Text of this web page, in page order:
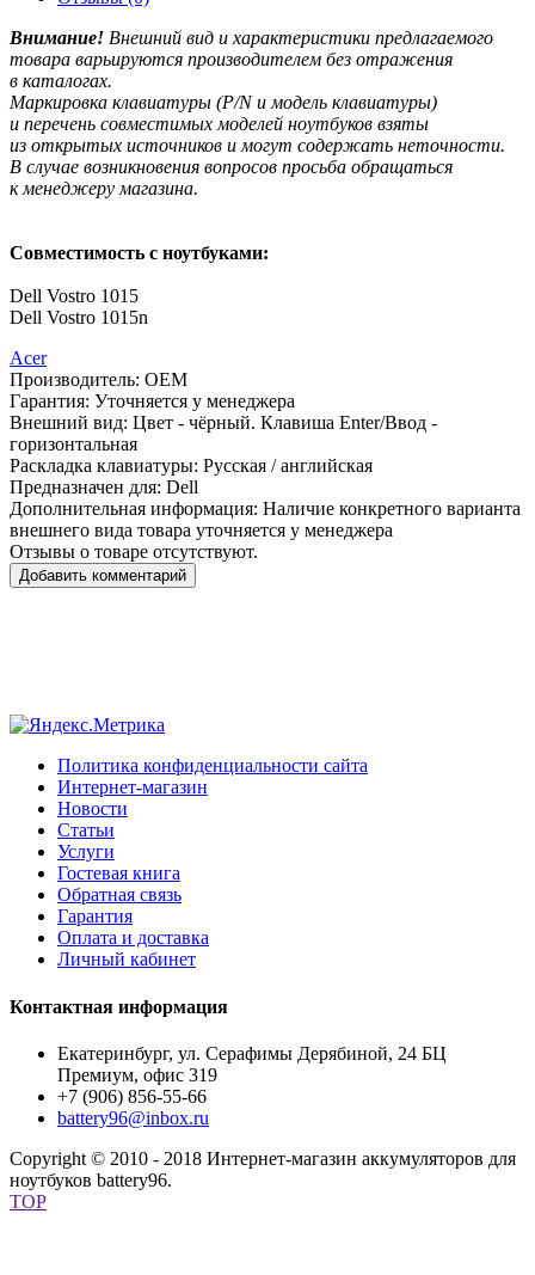
Внимание! Внешний вид и характеристики предлагаемого
товара варьируются производителем без отражения
в каталогах.
Маркировка клавиатуры (P/N и модель клавиатуры)
и перечень совместимых моделей ноутбуков взяты
из открытых источников и могут содержать неточности.
В случае возникновения вопросов просьба обращаться
к менеджеру магазина.
Совместимость с ноутбуками:
Dell Vostro 1015
Dell Vostro 1015n
Acer
Производитель: OEM
Гарантия: Уточняется у менеджера
Внешний вид: Цвет - чёрный. Клавиша Enter/Ввод -
горизонтальная
Раскладка клавиатуры: Русская / английская
Предназначен для: Dell
Дополнительная информация: Наличие конкретного варианта
внешнего вида товара уточняется у менеджера
Отзывы о товаре отсутствуют.
Добавить комментарий
Политика конфиденциальности сайта
Интернет-магазин
Новости
Статьи
Услуги
Гостевая книга
Обратная связь
Гарантия
Оплата и доставка
Личный кабинет
Контактная информация
Екатеринбург, ул. Серафимы Дерябиной, 24 БЦ
Премиум, офис 319
+7 (906) 856-55-66
battery96@inbox.ru
Copyright © 2010 - 2018 Интернет-магазин аккумуляторов для
ноутбуков battery96.
TOP